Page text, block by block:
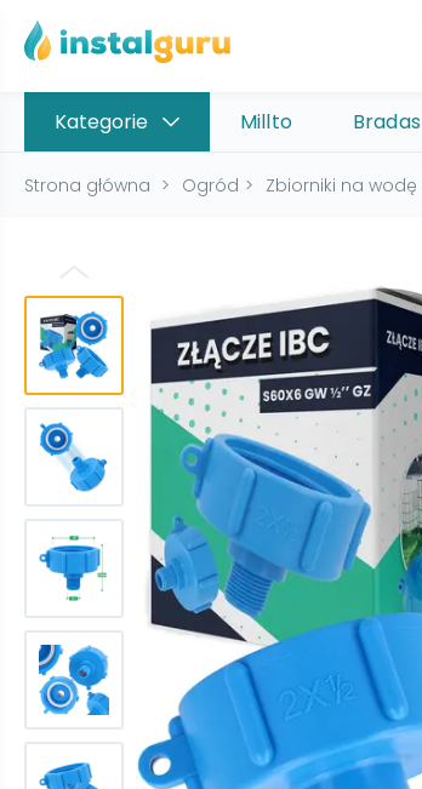
Kategorie Millto Bradas
Strona główna > Ogród > Zbiorniki na wodę